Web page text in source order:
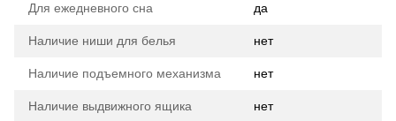
Для ежедневного сна да
Наличие ниши для белья нет
Наличие подъемного механизма нет
Наличие выдвижного ящика нет